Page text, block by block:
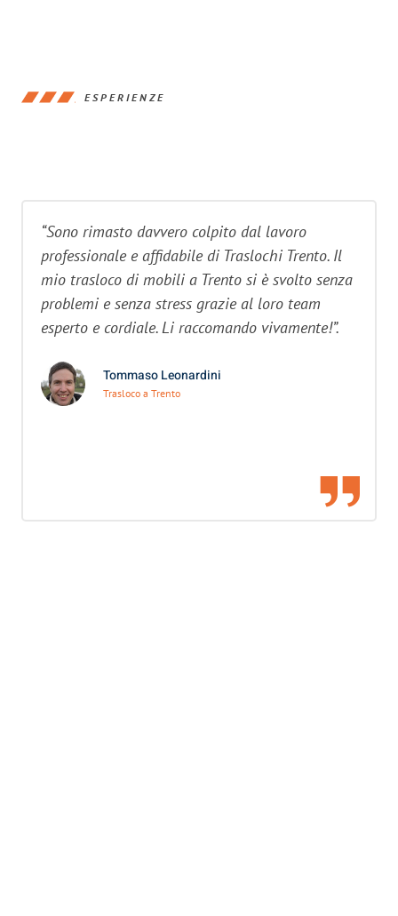
ESPERIENZE
“Sono rimasto davvero colpito dal lavoro
professionale e affidabile di Traslochi Trento. Il
mio trasloco di mobili a Trento si è svolto senza
problemi e senza stress grazie al loro team
esperto e cordiale. Li raccomando vivamente!”.
Tommaso Leonardini
Trasloco a Trento